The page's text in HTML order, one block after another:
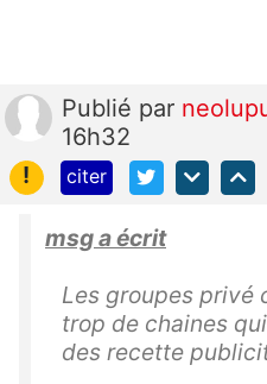
Publié par
16h32
!
citer
msg a écrit
Les groupes privé
trop de chaines
des recette